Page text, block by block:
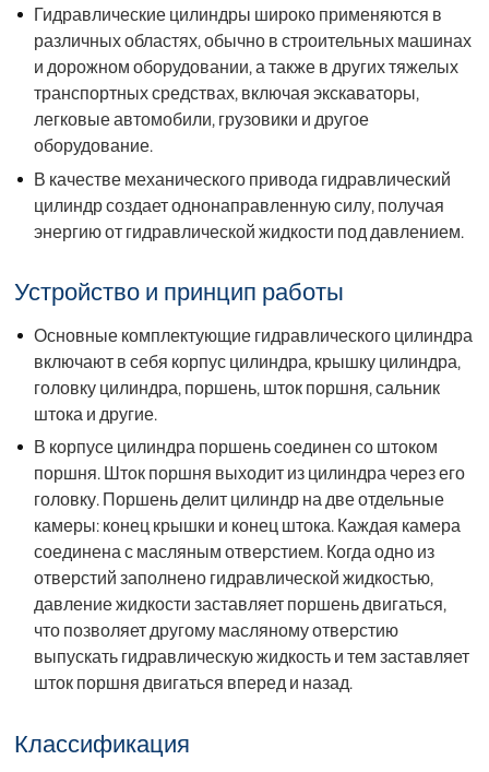
Гидравлические цилиндры широко применяются в
различных областях, обычно в строительных машинах
и дорожном оборудовании, а также в других тяжелых
транспортных средствах, включая экскаваторы,
легковые автомобили, грузовики и другое
оборудование.
В качестве механического привода гидравлический
цилиндр создает однонаправленную силу, получая
энергию от гидравлической жидкости под давлением.
Устройство и принцип работы
Основные комплектующие гидравлического цилиндра
включают в себя корпус цилиндра, крышку цилиндра,
головку цилиндра, поршень, шток поршня, сальник
штока и другие.
В корпусе цилиндра поршень соединен со штоком
поршня. Шток поршня выходит из цилиндра через его
головку. Поршень делит цилиндр на две отдельные
камеры: конец крышки и конец штока. Каждая камера
соединена с масляным отверстием. Когда одно из
отверстий заполнено гидравлической жидкостью,
давление жидкости заставляет поршень двигаться,
что позволяет другому масляному отверстию
выпускать гидравлическую жидкость и тем заставляет
шток поршня двигаться вперед и назад.
Классификация